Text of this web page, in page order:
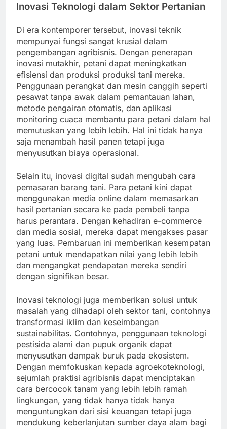
Inovasi Teknologi dalam Sektor Pertanian
Di era kontemporer tersebut, inovasi teknik
mempunyai fungsi sangat krusial dalam
pengembangan agribisnis. Dengan penerapan
inovasi mutakhir, petani dapat meningkatkan
efisiensi dan produksi produksi tani mereka.
Penggunaan perangkat dan mesin canggih seperti
pesawat tanpa awak dalam pemantauan lahan,
metode pengairan otomatis, dan aplikasi
monitoring cuaca membantu para petani dalam hal
memutuskan yang lebih lebih. Hal ini tidak hanya
saja menambah hasil panen tetapi juga
menyusutkan biaya operasional.
Selain itu, inovasi digital sudah mengubah cara
pemasaran barang tani. Para petani kini dapat
menggunakan media online dalam memasarkan
hasil pertanian secara ke pada pembeli tanpa
harus perantara. Dengan kehadiran e-commerce
dan media sosial, mereka dapat mengakses pasar
yang luas. Pembaruan ini memberikan kesempatan
petani untuk mendapatkan nilai yang lebih lebih
dan mengangkat pendapatan mereka sendiri
dengan signifikan besar.
Inovasi teknologi juga memberikan solusi untuk
masalah yang dihadapi oleh sektor tani, contohnya
transformasi iklim dan keseimbangan
sustainabilitas. Contohnya, penggunaan teknologi
pestisida alami dan pupuk organik dapat
menyusutkan dampak buruk pada ekosistem.
Dengan memfokuskan kepada agroekoteknologi,
sejumlah praktisi agribisnis dapat menciptakan
cara bercocok tanam yang lebih lebih ramah
lingkungan, yang tidak hanya tidak hanya
menguntungkan dari sisi keuangan tetapi juga
mendukung keberlanjutan sumber daya alam bagi